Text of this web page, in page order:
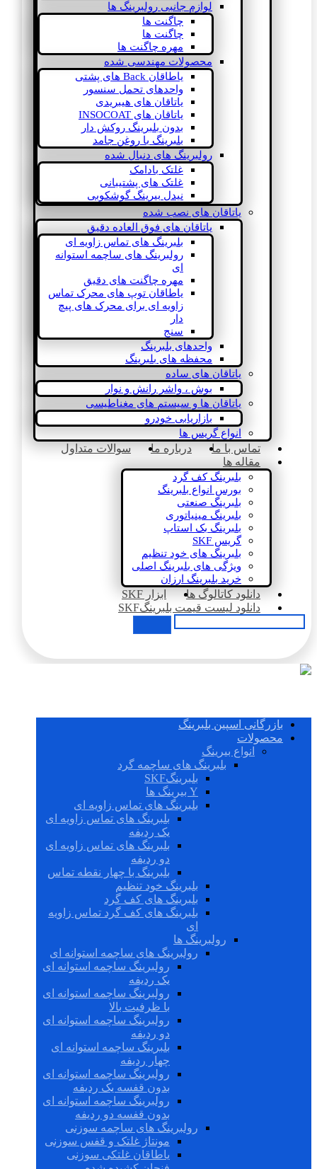
لوازم جانبی رولبرینگ ها
چاگنت ها
چاگنت ها
مهره چاگنت ها
محصولات مهندسی شده
یاطاقان Back های پشتی
واحدهای تحمل سنسور
یاتاقان های هیبریدی
یاتاقان های INSOCOAT
بدون بلبرینگ روکش دار
بلبرینگ با روغن جامد
رولبرینگ های دنبال شده
غلتک بادامک
غلتک های پشتیبانی
نیدل بیرینگ گوشکوبی
یاتاقان های نصب شده
یاتاقان های فوق العاده دقیق
بلبرینگ های تماس زاویه ای
رولبرینگ های ساچمه استوانه
ای
مهره چاگنت های دقیق
یاطاقان توپ های محرک تماس
زاویه ای برای محرک های پیچ
دار
سنج
واحدهای بلبرینگ
محفظه های بلبرینگ
یاتاقان های ساده
بوش ، واشر رانش و نوار
یاتاقان ها و سیستم های مغناطیسی
بازاریابی خودرو
انواع گریس ها
تماس با ما درباره ما
سوالات متداول
مقاله ها
بلبرینگ کف گرد
بورس انواع بلبرینگ
بلبرینگ صنعتی
بلبرینگ مینیاتوری
بلبرینگ بک استاپ
گریس SKF
بلبرینگ های خود تنظیم
ویژگی های بلبرینگ اصلی
خرید بلبرینگ ارزان
دانلود کاتالوگ ها
ابزار SKF
دانلود لیست قیمت بلبرینگSKF
بازرگانی اسپین بلبرینگ
محصولات
انواع بیرینگ
بلبرینگ های ساچمه گرد
بلبرینگSKF
Y بیرینگ ها
بلبرینگ های تماس زاویه ای
بلبرینگ های تماس زاویه ای
یک ردیفه
بلبرینگ های تماس زاویه ای
دو ردیفه
بلبرینگ با چهار نقطه تماس
بلبرینگ خود تنظیم
بلبرینگ های کف گرد
بلبرینگ های کف گرد تماس زاویه
ای
رولبرینگ ها
رولبرینگ های ساچمه استوانه ای
رولبرینگ ساچمه استوانه ای
یک ردیفه
رولبرینگ ساچمه استوانه ای
با ظرفیت بالا
رولبرینگ ساچمه استوانه ای
دو ردیفه
بلبرینگ ساچمه استوانه ای
چهار ردیفه
رولبرینگ ساچمه استوانه ای
بدون قفسه یک ردیفه
رولبرینگ ساچمه استوانه ای
بدون قفسه دو ردیفه
رولبرینگ های ساچمه سوزنی
مونتاژ غلتک و قفس سوزنی
یاطاقان غلتکی سوزنی